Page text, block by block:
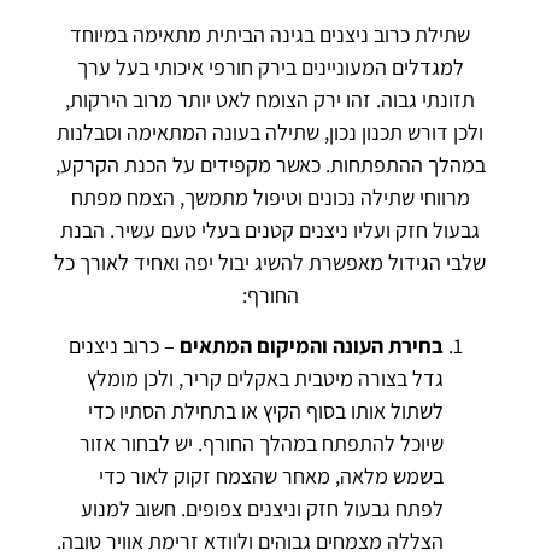
שתילת כרוב ניצנים בגינה הביתית מתאימה במיוחד
למגדלים המעוניינים בירק חורפי איכותי בעל ערך
תזונתי גבוה. זהו ירק הצומח לאט יותר מרוב הירקות,
ולכן דורש תכנון נכון, שתילה בעונה המתאימה וסבלנות
במהלך ההתפתחות. כאשר מקפידים על הכנת הקרקע,
מרווחי שתילה נכונים וטיפול מתמשך, הצמח מפתח
גבעול חזק ועליו ניצנים קטנים בעלי טעם עשיר. הבנת
שלבי הגידול מאפשרת להשיג יבול יפה ואחיד לאורך כל
החורף:
בחירת העונה והמיקום המתאים – כרוב ניצנים
גדל בצורה מיטבית באקלים קריר, ולכן מומלץ
לשתול אותו בסוף הקיץ או בתחילת הסתיו כדי
שיוכל להתפתח במהלך החורף. יש לבחור אזור
בשמש מלאה, מאחר שהצמח זקוק לאור כדי
לפתח גבעול חזק וניצנים צפופים. חשוב למנוע
הצללה מצמחים גבוהים ולוודא זרימת אוויר טובה.